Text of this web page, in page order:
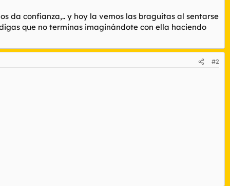
da confianza,.. y hoy la vemos las braguitas al sentarse
que no terminas imaginándote con ella haciendo
#2